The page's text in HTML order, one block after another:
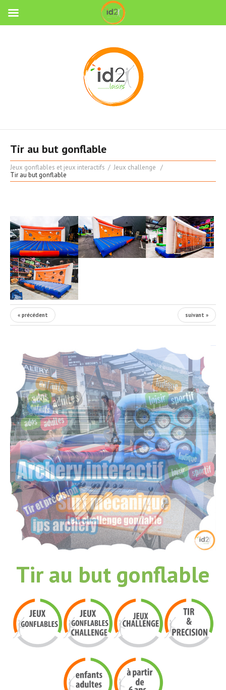
Tir au but gonflable
Jeux gonflables et jeux interactifs
Jeux challenge
Tir au but gonflable
« précédent suivant »
Tir au but gonflable